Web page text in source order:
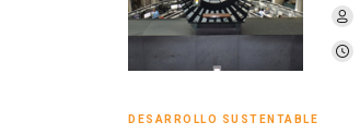
DESARROLLO SUSTENTABLE